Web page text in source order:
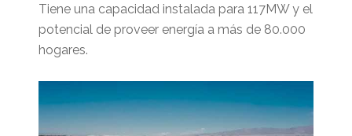
Tiene una capacidad instalada para 117MW y el
potencial de proveer energía a más de 80.000
hogares.